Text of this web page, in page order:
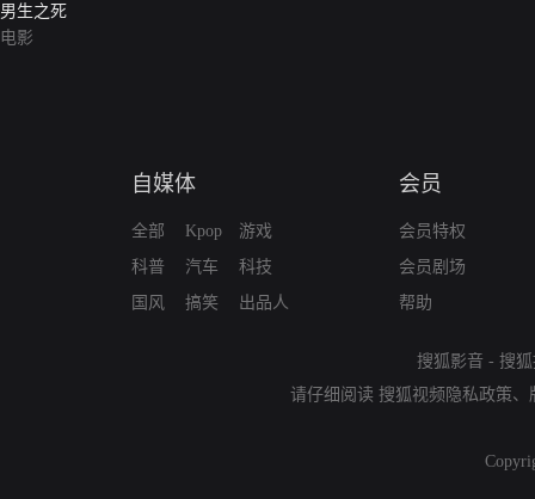
男生之死
电影
自媒体
全部
科普
国风
Kpop
汽车
搞笑
游戏
科技
出品人
会员
会员特权
会员剧场
帮助
搜狐影音 - 搜
请仔细阅读 搜狐视频隐私政策、